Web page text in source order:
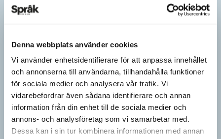
Denna webbplats använder cookies
Vi använder enhetsidentifierare för att anpassa innehållet
och annonserna till användarna, tillhandahålla funktioner
för sociala medier och analysera vår trafik. Vi
vidarebefordrar även sådana identifierare och annan
information från din enhet till de sociala medier och
annons- och analysföretag som vi samarbetar med.
Dessa kan i sin tur kombinera informationen med annan
SPRÅKBLOGGEN
Inför påsken har vi ett riktigt fint erbjudande. Just nu kan du ge